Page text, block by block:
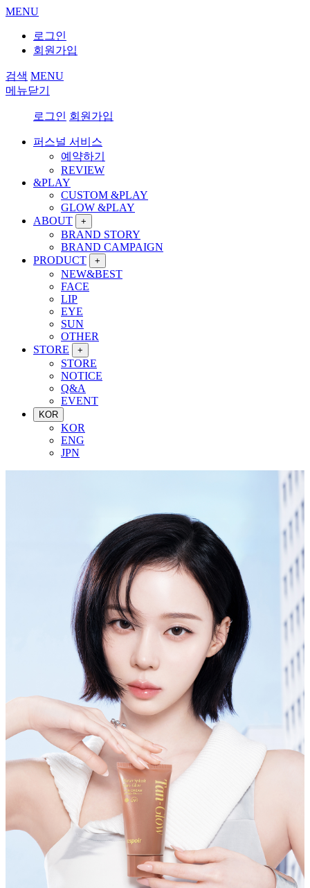
MENU
로그인
회원가입
검색 MENU
메뉴닫기
로그인 회원가입
퍼스널 서비스
예약하기
REVIEW
&PLAY
CUSTOM &PLAY
GLOW &PLAY
ABOUT
+
BRAND STORY
BRAND CAMPAIGN
PRODUCT
+
NEW&BEST
FACE
LIP
EYE
SUN
OTHER
STORE
+
STORE
NOTICE
Q&A
EVENT
KOR
KOR
ENG
JPN